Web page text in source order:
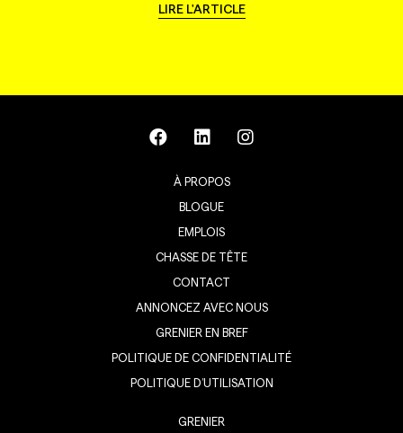
LIRE L'ARTICLE
À PROPOS
BLOGUE
EMPLOIS
CHASSE DE TÊTE
CONTACT
ANNONCEZ AVEC NOUS
GRENIER EN BREF
POLITIQUE DE CONFIDENTIALITÉ
POLITIQUE D’UTILISATION
GRENIER